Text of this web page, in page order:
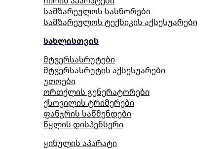
სამზარეულოს სასწორები
სამზარეულოს ტექნიკის აქსესუარები
სახლისთვის
მტვერსასრუტები
მტვერსასრუტის აქსესუარები
უთოები
ორთქლის გენერატორები
ქსოვილის ტრიმერები
ფანჯრის საწმენდები
წყლის დისპენსერი
ყინულის აპარატი